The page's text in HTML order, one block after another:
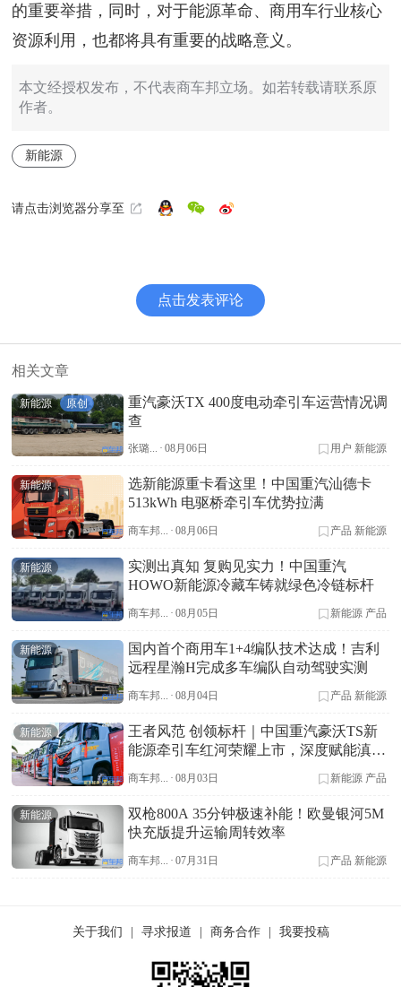
的重要举措，同时，对于能源革命、商用车行业核心
资源利用，也都将具有重要的战略意义。
本文经授权发布，不代表商车邦立场。如若转载请联系原
作者。
新能源
请点击浏览器分享至
点击发表评论
相关文章
新能源 原创
重汽豪沃TX 400度电动牵引车运营情况调
查
张璐... · 08月06日 用户 新能源
新能源
选新能源重卡看这里！中国重汽汕德卡
513kWh 电驱桥牵引车优势拉满
商车邦... · 08月06日 产品 新能源
新能源
实测出真知 复购见实力！中国重汽
HOWO新能源冷藏车铸就绿色冷链标杆
商车邦... · 08月05日 新能源 产品
新能源
国内首个商用车1+4编队技术达成！吉利
远程星瀚H完成多车编队自动驾驶实测
商车邦... · 08月04日 产品 新能源
新能源
王者风范 创领标杆｜中国重汽豪沃TS新
能源牵引车红河荣耀上市，深度赋能滇南
商车邦... · 08月03日 新能源 产品
新能源
双枪800A 35分钟极速补能！欧曼银河5M
快充版提升运输周转效率
商车邦... · 07月31日 产品 新能源
关于我们 寻求报道 商务合作 我要投稿